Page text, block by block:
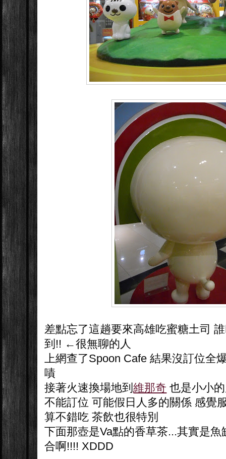
差點忘了這趟要來高雄吃蜜糖土司
到!! ←很無聊的人
上網查了Spoon Cafe 結果沒訂位全
嘖
接著火速換場地到維那奇 也是小小
不能訂位 可能假日人多的關係 感覺
算不錯吃 茶飲也很特別
下面那壺是Va點的香草茶...其實是
合啊!!!! XDDD